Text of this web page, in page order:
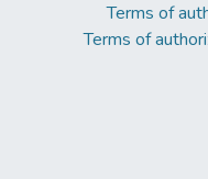
Terms of
Terms of